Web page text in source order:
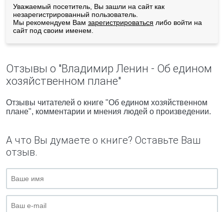
Уважаемый посетитель, Вы зашли на сайт как
незарегистрированный пользователь.
Мы рекомендуем Вам зарегистрироваться либо войти на
сайт под своим именем.
Отзывы о "Владимир Ленин - Об едином
хозяйственном плане"
Отзывы читателей о книге "Об едином хозяйственном
плане", комментарии и мнения людей о произведении.
А что Вы думаете о книге? Оставьте Ваш
отзыв.